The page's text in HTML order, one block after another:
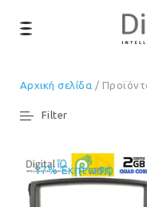
Αρχική σελίδα /
Filter
17% Έκπτωση